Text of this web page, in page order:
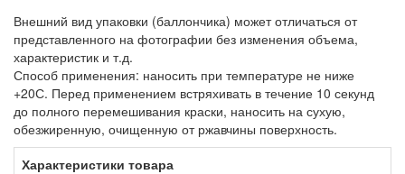
Внешний вид упаковки (баллончика) может отличаться от
представленного на фотографии без изменения объема,
характеристик и т.д.
Способ применения: наносить при температуре не ниже
+20С. Перед применением встряхивать в течение 10 секунд
до полного перемешивания краски, наносить на сухую,
обезжиренную, очищенную от ржавчины поверхность.
Характеристики товара